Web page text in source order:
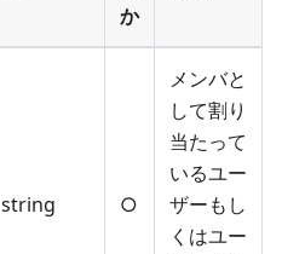
か
string ○
メンバと
して割り
当たって
いるユー
ザーもし
くはユー